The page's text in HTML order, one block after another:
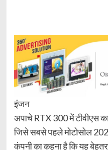
इंजन
अपाचे RTX 300 में टीवीएस
जिसे सबसे पहले मोटोसोल
कंपनी का कहना है कि यह